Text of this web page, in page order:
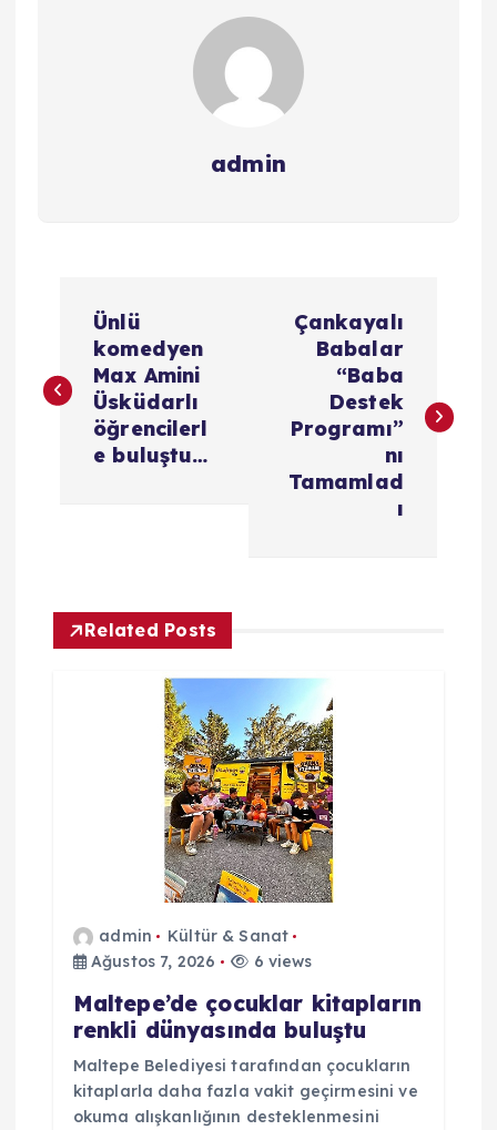
admin
z
z
Ünlü
komedyen
Max Amini
Üsküdarlı
öğrencilerl
e buluştu…
Çankayalı
Babalar
“Baba
Destek
Programı”
nı
Tamamlad
ı
Related Posts
admin
Kültür & Sanat
Ağustos 7, 2026
6 views
Maltepe’de çocuklar kitapların
renkli dünyasında buluştu
Maltepe Belediyesi tarafından çocukların
kitaplarla daha fazla vakit geçirmesini ve
okuma alışkanlığının desteklenmesini